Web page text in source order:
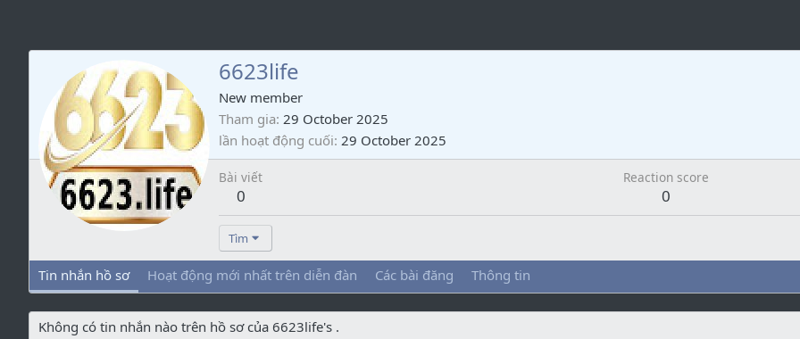
6623life
New member
Tham gia 29 October 2025
lần hoạt động cuối 29 October 2025
Bài viết
0
Reaction score
0
Tìm
Tin nhắn hồ sơ Hoạt động mới nhất trên diễn đàn Các bài đăng Thông tin
Không có tin nhắn nào trên hồ sơ của 6623life's .